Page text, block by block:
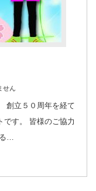
せん
創立５０周年を経て
です。 皆様のご協力
…